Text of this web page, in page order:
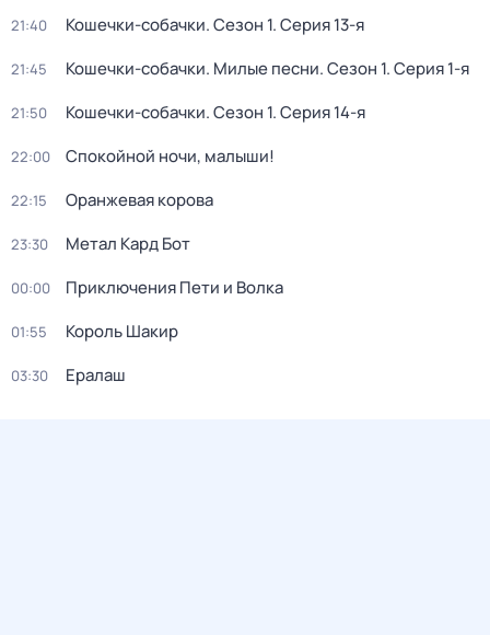
21:40 Кошечки-собачки. Сезон 1. Серия 13-я
21:45 Кошечки-собачки. Милые песни. Сезон 1. Серия 1-я
21:50 Кошечки-собачки. Сезон 1. Серия 14-я
22:00 Спокойной ночи, малыши!
22:15 Оранжевая корова
23:30 Метал Кард Бот
00:00 Приключения Пети и Волка
01:55 Король Шакир
03:30 Ералаш